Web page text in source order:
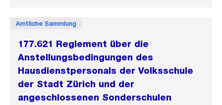
Amtliche Sammlung
177.621 Reglement über die
Anstellungsbedingungen des
Hausdienstpersonals der Volksschule
der Stadt Zürich und der
angeschlossenen Sonderschulen